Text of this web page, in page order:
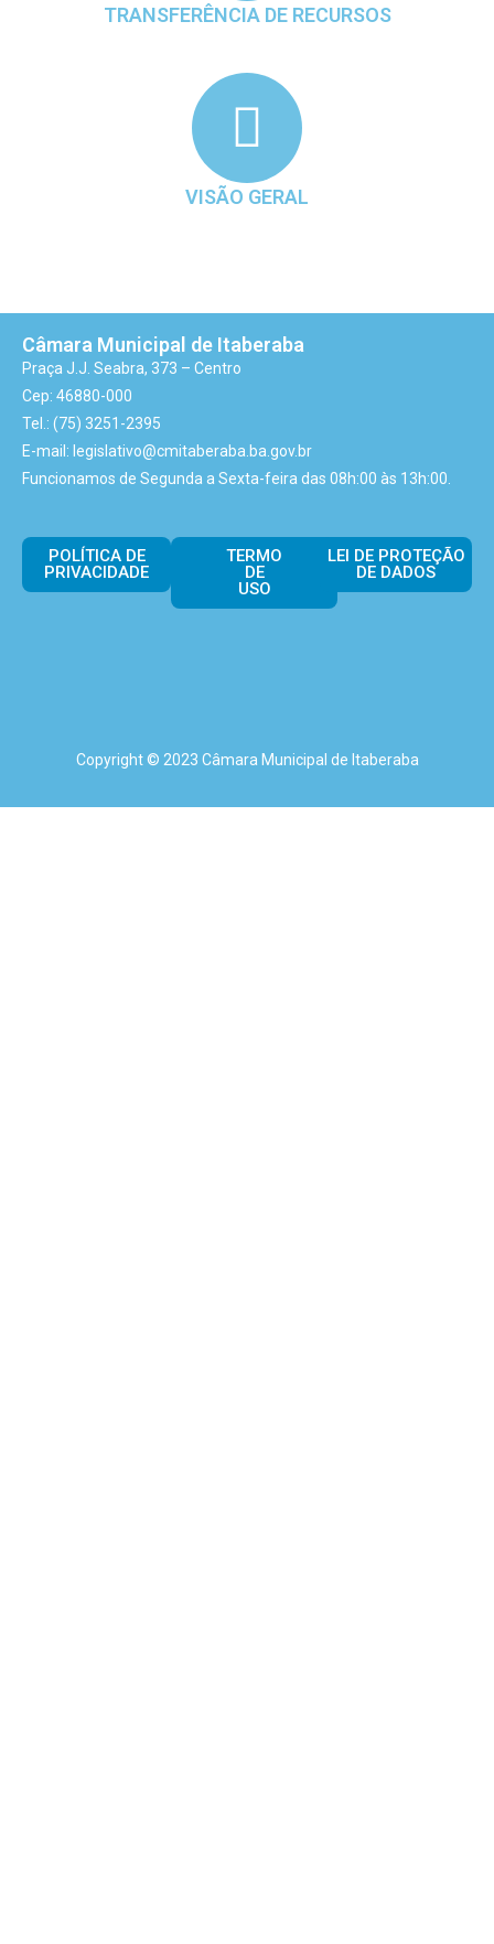
TRANSFERÊNCIA DE RECURSOS
VISÃO GERAL
Câmara Municipal de Itaberaba
Praça J.J. Seabra, 373 – Centro
Cep: 46880-000
Tel.: (75) 3251-2395
E-mail: legislativo@cmitaberaba.ba.gov.br
Funcionamos de Segunda a Sexta-feira das 08h:00 às 13h:00.
POLÍTICA DE
PRIVACIDADE
TERMO
DE
USO
LEI DE PROTEÇÃO
DE DADOS
Copyright © 2023 Câmara Municipal de Itaberaba